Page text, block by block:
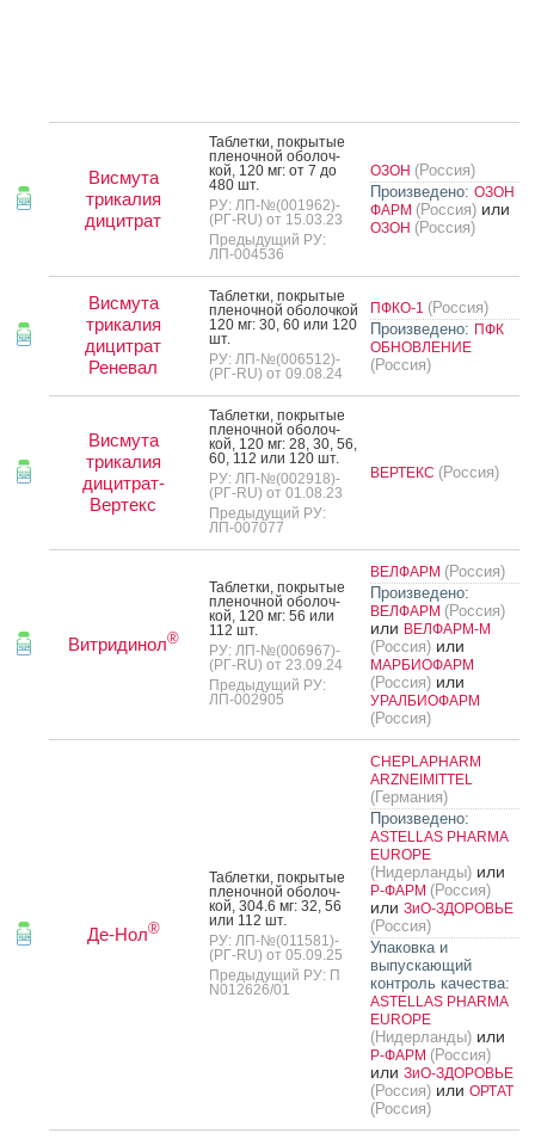
Висмута
трикалия
дицитрат
Таб­летки, пок­ры­тые
пле­ноч­ной обо­лоч­
кой, 120 мг: от 7 до
480 шт.
РУ: ЛП-№(001962)-
(РГ-RU) от 15.03.23
Предыдущий РУ:
ЛП-004536
ОЗОН (Россия)
Произведено: ОЗОН
ФАРМ (Россия) или
ОЗОН (Россия)
Висмута
трикалия
дицитрат
Реневал
Таб­летки, пок­ры­тые
пле­ноч­ной обо­лоч­кой
120 мг: 30, 60 или 120
шт.
РУ: ЛП-№(006512)-
(РГ-RU) от 09.08.24
ПФКО-1 (Россия)
Произведено: ПФК
ОБНОВЛЕНИЕ
(Россия)
Висмута
трикалия
дицитрат-
Вертекс
Таб­летки, пок­ры­тые
пле­ноч­ной обо­лоч­
кой, 120 мг: 28, 30, 56,
60, 112 или 120 шт.
РУ: ЛП-№(002918)-
(РГ-RU) от 01.08.23
Предыдущий РУ:
ЛП-007077
ВЕРТЕКС (Россия)
Витридинол®
Таб­летки, пок­ры­тые
пле­ноч­ной обо­лоч­
кой, 120 мг: 56 или
112 шт.
РУ: ЛП-№(006967)-
(РГ-RU) от 23.09.24
Предыдущий РУ:
ЛП-002905
ВЕЛФАРМ (Россия)
Произведено:
ВЕЛФАРМ (Россия)
или ВЕЛФАРМ-М
(Россия) или
МАРБИОФАРМ
(Россия) или
УРАЛБИОФАРМ
(Россия)
Де-Нол®
Таб­летки, пок­ры­тые
пле­ноч­ной обо­лоч­
кой, 304.6 мг: 32, 56
или 112 шт.
РУ: ЛП-№(011581)-
(РГ-RU) от 05.09.25
Предыдущий РУ: П
N012626/01
CHEPLAPHARM
ARZNEIMITTEL
(Германия)
Произведено:
ASTELLAS PHARMA
EUROPE
(Нидерланды) или
Р-ФАРМ (Россия)
или ЗиО-ЗДОРОВЬЕ
(Россия)
Упаковка и
выпускающий
контроль качества:
ASTELLAS PHARMA
EUROPE
(Нидерланды) или
Р-ФАРМ (Россия)
или ЗиО-ЗДОРОВЬЕ
(Россия) или ОРТАТ
(Россия)